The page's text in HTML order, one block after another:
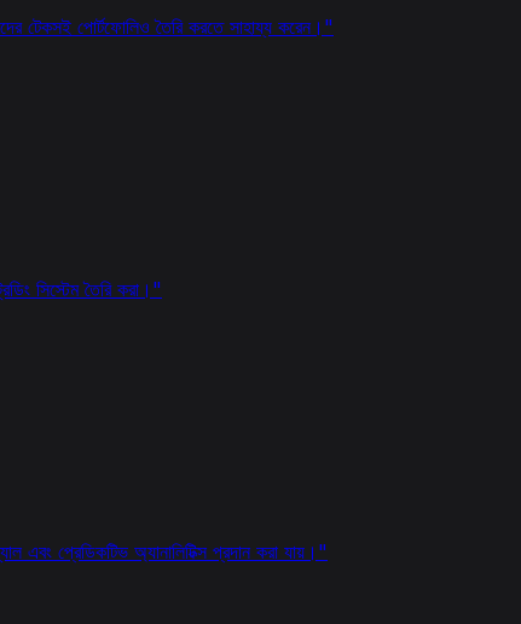
টেকসই পোর্টফোলিও তৈরি করতে সাহায্য করেন। "
সিস্টেম তৈরি করা। "
এবং প্রেডিকটিভ অ্যানালিটিক্স প্রদান করা যায়। "